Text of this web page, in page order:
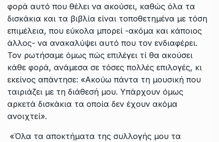
φορά αυτό που θέλει να ακούσει, καθώς όλα τα
δισκάκια και τα βιβλία είναι τοποθετημένα με τόση
επιμέλεια, που εύκολα μπορεί -ακόμα και κάποιος
άλλος- να ανακαλύψει αυτό που τον ενδιαφέρει.
Τον ρωτήσαμε όμως πώς επιλέγει τί θα ακούσει
κάθε φορά, ανάμεσα σε τόσες πολλές επιλογές, κι
εκείνος απάντησε: «Ακούω πάντα τη μουσική που
ταιριάζει με τη διάθεσή μου. Υπάρχουν όμως
αρκετά δισκάκια τα οποία δεν έχουν ακόμα
ανοιχτεί».
«Όλα τα αποκτήματα της συλλογής μου τα